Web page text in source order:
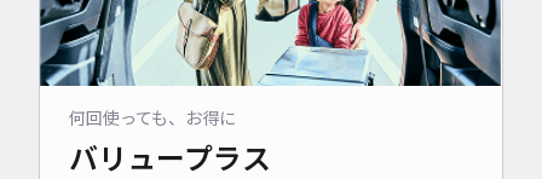
何回使っても、お得に
バリュープラス